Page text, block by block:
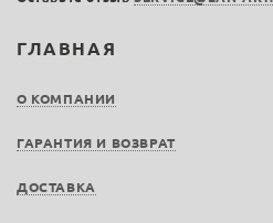
ГЛАВНАЯ
О КОМПАНИИ
ГАРАНТИЯ И ВОЗВРАТ
ДОСТАВКА